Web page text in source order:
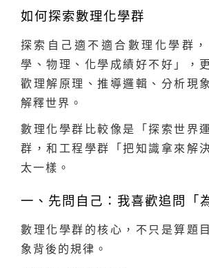
如何探索數理化學群
探索自己適不適合數理化學群
學、物理、化學成績好不好」，
歡理解原理、推導邏輯、分析現
解釋世界。
數理化學群比較像是「探索世界
群，和工程學群「把知識拿來解
太一樣。
一、先問自己：我喜歡追問「
數理化學群的核心，不只是算題
象背後的規律。